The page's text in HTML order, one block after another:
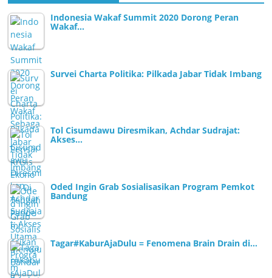
Indonesia Wakaf Summit 2020 Dorong Peran
Wakaf…
Survei Charta Politika: Pilkada Jabar Tidak Imbang
Tol Cisumdawu Diresmikan, Achdar Sudrajat:
Akses…
Oded Ingin Grab Sosialisasikan Program Pemkot
Bandung
Tagar#KaburAjaDulu = Fenomena Brain Drain di…